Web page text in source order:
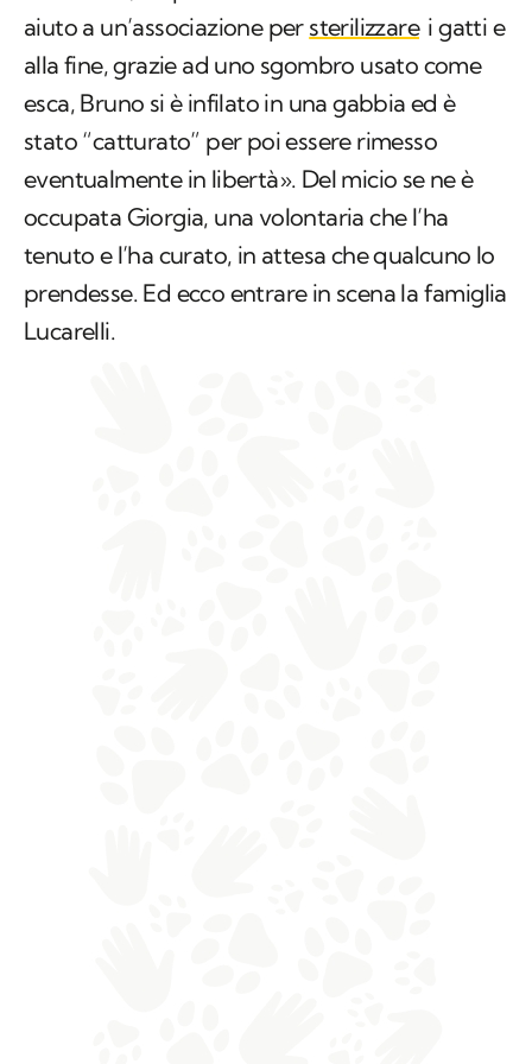
aiuto a un’associazione per sterilizzare i gatti e
alla fine, grazie ad uno sgombro usato come
esca, Bruno si è infilato in una gabbia ed è
stato “catturato” per poi essere rimesso
eventualmente in libertà». Del micio se ne è
occupata Giorgia, una volontaria che l’ha
tenuto e l’ha curato, in attesa che qualcuno lo
prendesse. Ed ecco entrare in scena la famiglia
Lucarelli.